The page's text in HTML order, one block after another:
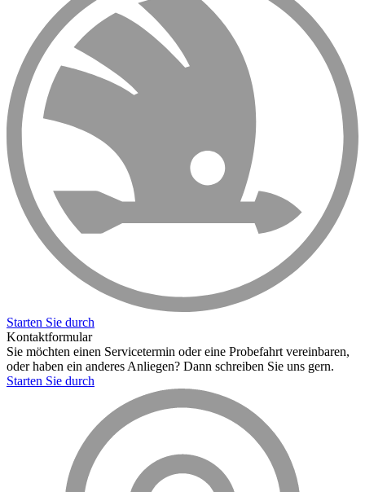
Starten Sie durch
Kontaktformular
Sie möchten einen Servicetermin oder eine Probefahrt vereinbaren,
oder haben ein anderes Anliegen? Dann schreiben Sie uns gern.
Starten Sie durch